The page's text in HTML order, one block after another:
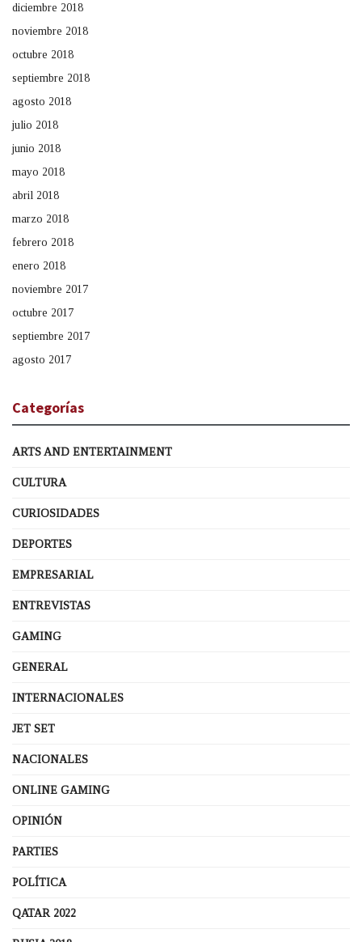
diciembre 2018
noviembre 2018
octubre 2018
septiembre 2018
agosto 2018
julio 2018
junio 2018
mayo 2018
abril 2018
marzo 2018
febrero 2018
enero 2018
noviembre 2017
octubre 2017
septiembre 2017
agosto 2017
Categorías
ARTS AND ENTERTAINMENT
CULTURA
CURIOSIDADES
DEPORTES
EMPRESARIAL
ENTREVISTAS
GAMING
GENERAL
INTERNACIONALES
JET SET
NACIONALES
ONLINE GAMING
OPINIÓN
PARTIES
POLÍTICA
QATAR 2022